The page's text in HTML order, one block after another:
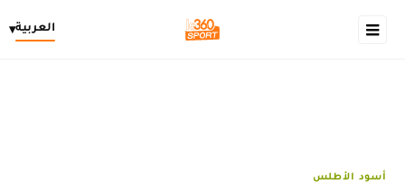
العربية▾
أسود الأطلس